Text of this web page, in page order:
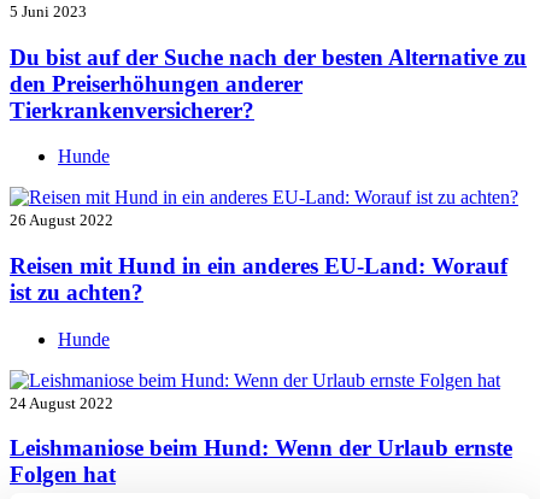
5 Juni 2023
Du bist auf der Suche nach der besten Alternative zu
den Preiserhöhungen anderer
Tierkrankenversicherer?
Hunde
26 August 2022
Reisen mit Hund in ein anderes EU-Land: Worauf
ist zu achten?
Hunde
24 August 2022
Leishmaniose beim Hund: Wenn der Urlaub ernste
Folgen hat